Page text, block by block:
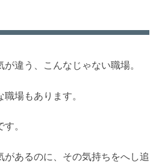
違う、こんなじゃない職場。
場もあります。
。
があるのに、その気持ちをへし追